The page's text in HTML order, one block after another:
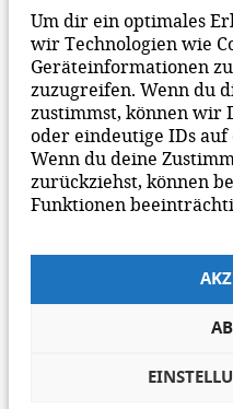
Um dir ein optimales
wir Technologien wie
Geräteinformationen
zuzugreifen. Wenn du
zustimmst, können wir
oder eindeutige IDs
Wenn du deine
zurückziehst, können
Funktionen
MITEINANDER AUF